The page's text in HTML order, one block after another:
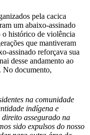
pela cacica
um abaixo-assinado
histórico de violência
que mantiveram
assinado reforçava sua
desse andamento ao
No documento,
na comunidade
indígena e
assegurado na
sido expulsos do nosso